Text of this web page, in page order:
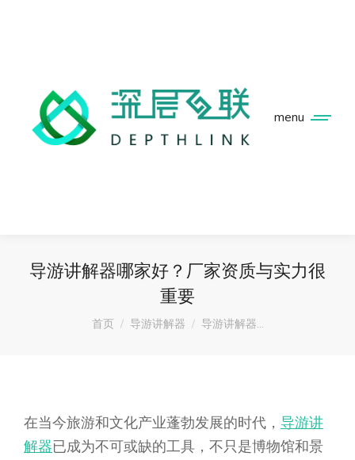
menu
导游讲解器哪家好？厂家资质与实力很
重要
您在这里：
首页 导游讲解器 导游讲解器…
在当今旅游和文化产业蓬勃发展的时代， 导游讲
解器已成为不可或缺的工具，不只是博物馆和景